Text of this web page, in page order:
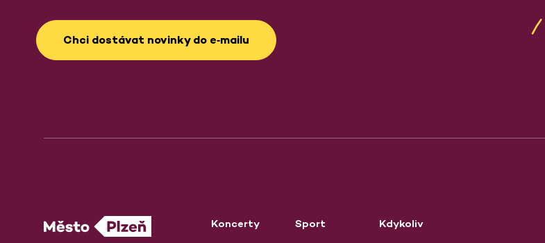
Chci dostávat novinky do e‑mailu
Koncerty
Sport
Kdykoliv